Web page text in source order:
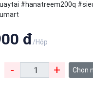
#hanatreem200q
đ/Hộp
- + Chọn